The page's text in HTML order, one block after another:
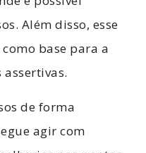
Além disso, esse
base para a
de forma
agir com